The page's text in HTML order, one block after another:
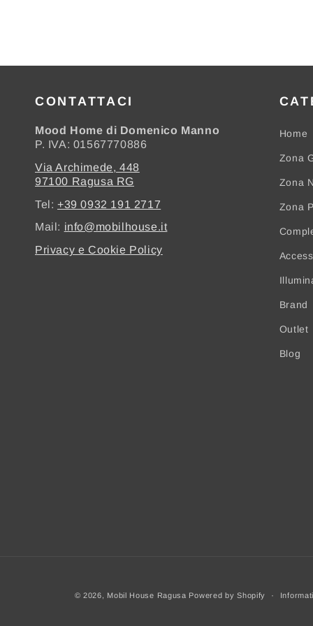
CONTATTACI
Mood Home di Domenico Manno
P. IVA: 01567770886
Via Archimede, 448
97100 Ragusa RG
Tel: +39 0932 191 2717
Mail: info@mobilhouse.it
Privacy e Cookie Policy
Home
Zona
Zona
Zona
Brand
Outlet
Blog
© 2026, Mobil House Ragusa Powered by Shopify